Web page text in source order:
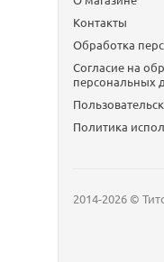
Контакты
Обработка
Согласие на
персональных
Политика
2014-2026 ©